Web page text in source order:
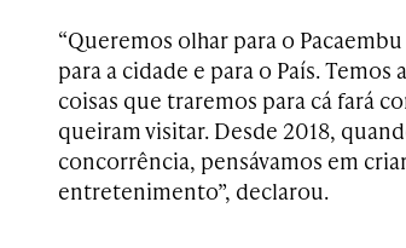
“Queremos olhar para o
para a cidade e para o País.
coisas que traremos para cá fará
queiram visitar. Desde 2018,
concorrência, pensávamos em
entretenimento”, declarou.